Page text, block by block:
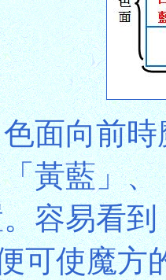
面向前
黃藍」
容易看
可使魔方